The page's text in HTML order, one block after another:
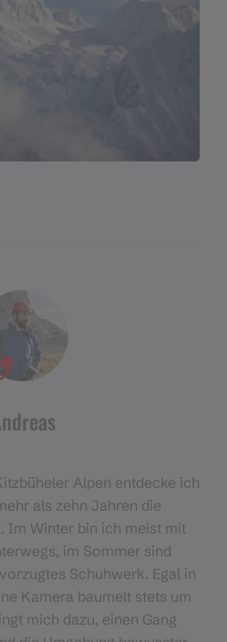
Alpen entdecke ich
als zehn Jahren die
Im Winter bin ich meist mit
im Sommer sind
Schuhwerk. Egal in
Kamera baumelt stets um
mich dazu, einen Gang